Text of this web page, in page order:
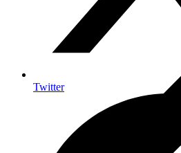
Twitter